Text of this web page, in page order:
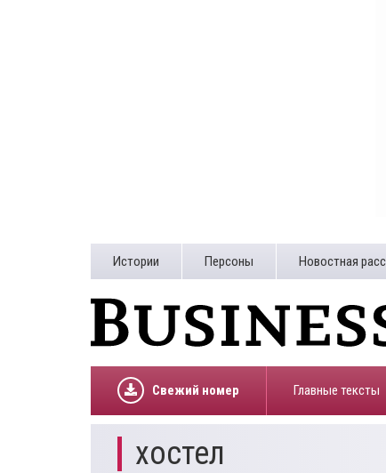
Истории Персоны Новостная
Свежий номер Главные тексты
хостел